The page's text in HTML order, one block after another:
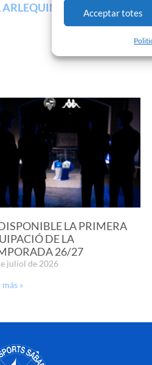
Acceptar totes
LA PRIMERA
DE LA
26/27
juliol de 2026
más »